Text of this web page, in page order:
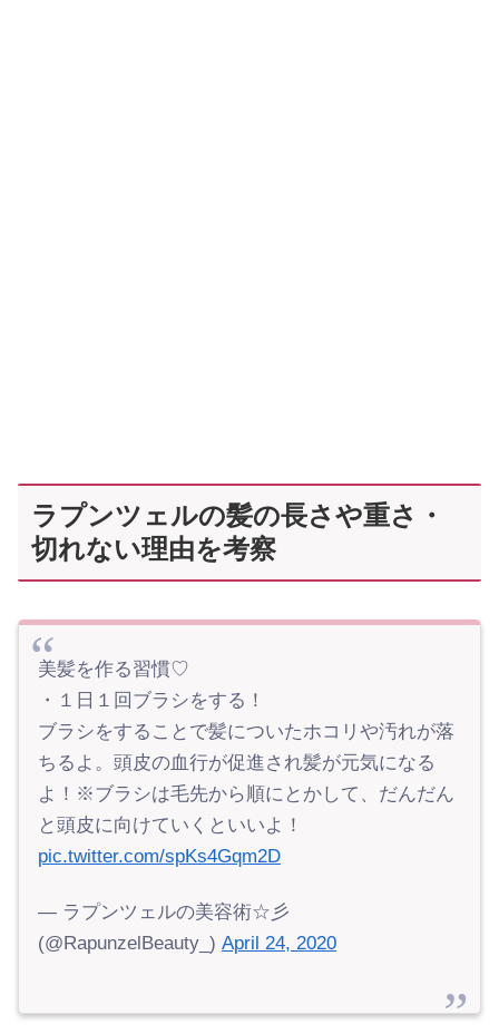
ラプンツェルの髪の長さや重さ・
切れない理由を考察
美髪を作る習慣♡
・１日１回ブラシをする！
ブラシをすることで髪についたホコリや汚れが落
ちるよ。頭皮の血行が促進され髪が元気になる
よ！※ブラシは毛先から順にとかして、だんだん
と頭皮に向けていくといいよ！
pic.twitter.com/spKs4Gqm2D
— ラプンツェルの美容術☆彡
(@RapunzelBeauty_) April 24, 2020